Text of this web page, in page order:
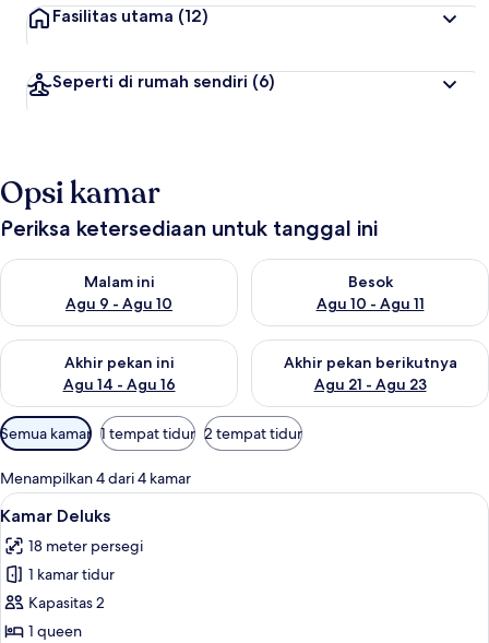
Fasilitas utama (12)
Seperti di rumah sendiri (6)
Opsi kamar
Periksa ketersediaan untuk tanggal ini
Malam ini
Agu 9 - Agu 10
Periksa ketersediaan untuk malam ini Agu 9 - Agu 10
Besok
Agu 10 - Agu 11
Periksa ketersediaan untuk
Akhir pekan ini
Agu 14 - Agu 16
Periksa ketersediaan untuk akhir pekan ini Agu 14 - Agu 16
Akhir pekan berikutnya
Agu 21 - Agu 23
Periksa ketersediaan untuk
Filter
tersedia
untuk
kamar
Semua kamar 1 tempat tidur 2 tempat tidur
Menampilkan 4 dari 4 kamar
Lihat
semua
foto
untuk
Kamar
Deluks
Kamar Deluks | Seprai premium,
4
Kamar Deluks
18 meter persegi
1 kamar tidur
Kapasitas 2
1 queen